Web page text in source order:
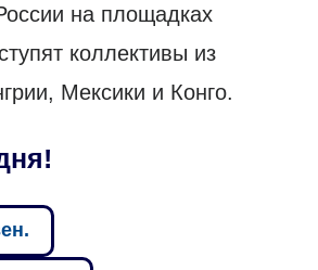
на площадках
коллективы из
Мексики и Конго.